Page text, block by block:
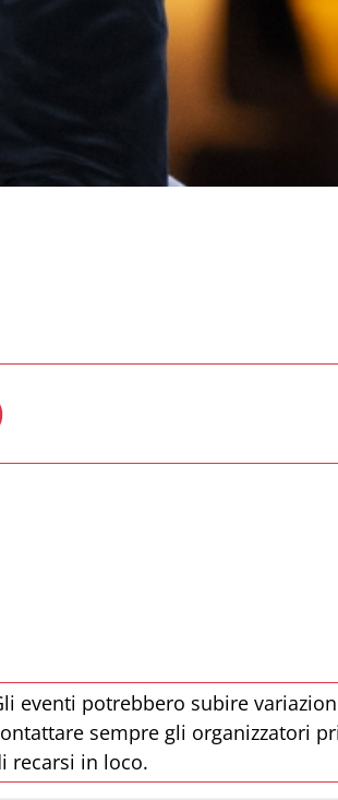
eventi potrebbero subire
sempre gli organizzatori
recarsi in loco.